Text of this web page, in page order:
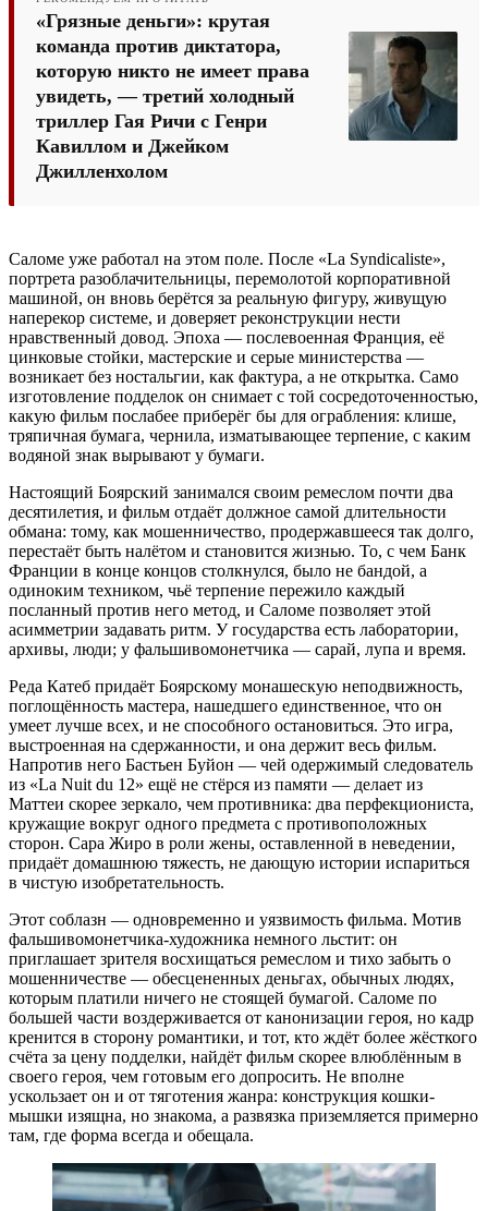
«Грязные деньги»: крутая
команда против диктатора,
которую никто не имеет права
увидеть, — третий холодный
триллер Гая Ричи с Генри
Кавиллом и Джейком
Джилленхолом
Саломе уже работал на этом поле. После «La Syndicaliste»,
портрета разоблачительницы, перемолотой корпоративной
машиной, он вновь берётся за реальную фигуру, живущую
наперекор системе, и доверяет реконструкции нести
нравственный довод. Эпоха — послевоенная Франция, её
цинковые стойки, мастерские и серые министерства —
возникает без ностальгии, как фактура, а не открытка. Само
изготовление подделок он снимает с той сосредоточенностью,
какую фильм послабее приберёг бы для ограбления: клише,
тряпичная бумага, чернила, изматывающее терпение, с каким
водяной знак вырывают у бумаги.
Настоящий Боярский занимался своим ремеслом почти два
десятилетия, и фильм отдаёт должное самой длительности
обмана: тому, как мошенничество, продержавшееся так долго,
перестаёт быть налётом и становится жизнью. То, с чем Банк
Франции в конце концов столкнулся, было не бандой, а
одиноким техником, чьё терпение пережило каждый
посланный против него метод, и Саломе позволяет этой
асимметрии задавать ритм. У государства есть лаборатории,
архивы, люди; у фальшивомонетчика — сарай, лупа и время.
Реда Катеб придаёт Боярскому монашескую неподвижность,
поглощённость мастера, нашедшего единственное, что он
умеет лучше всех, и не способного остановиться. Это игра,
выстроенная на сдержанности, и она держит весь фильм.
Напротив него Бастьен Буйон — чей одержимый следователь
из «La Nuit du 12» ещё не стёрся из памяти — делает из
Маттеи скорее зеркало, чем противника: два перфекциониста,
кружащие вокруг одного предмета с противоположных
сторон. Сара Жиро в роли жены, оставленной в неведении,
придаёт домашнюю тяжесть, не дающую истории испариться
в чистую изобретательность.
Этот соблазн — одновременно и уязвимость фильма. Мотив
фальшивомонетчика-художника немного льстит: он
приглашает зрителя восхищаться ремеслом и тихо забыть о
мошенничестве — обесцененных деньгах, обычных людях,
которым платили ничего не стоящей бумагой. Саломе по
большей части воздерживается от канонизации героя, но кадр
кренится в сторону романтики, и тот, кто ждёт более жёсткого
счёта за цену подделки, найдёт фильм скорее влюблённым в
своего героя, чем готовым его допросить. Не вполне
ускользает он и от тяготения жанра: конструкция кошки-
мышки изящна, но знакома, а развязка приземляется примерно
там, где форма всегда и обещала.